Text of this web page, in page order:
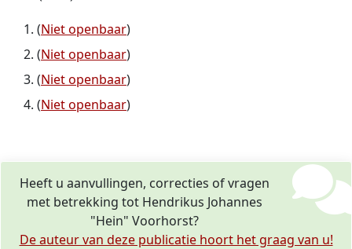
(Niet openbaar)
(Niet openbaar)
(Niet openbaar)
(Niet openbaar)
Heeft u aanvullingen, correcties of vragen
met betrekking tot Hendrikus Johannes
"Hein" Voorhorst?
De auteur van deze publicatie hoort het graag van u!